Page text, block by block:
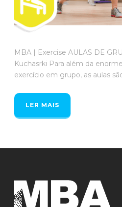
MBA | Exercise AULAS DE
Kuchasrki Para além da
exercício em grupo, as aulas
LER MAIS